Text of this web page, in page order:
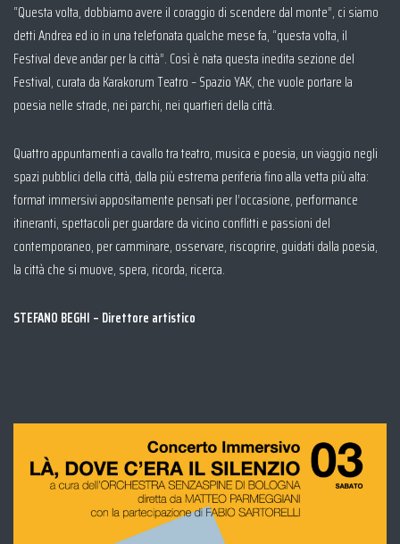
“Questa volta, dobbiamo avere il coraggio di scendere dal monte”, ci siamo
detti Andrea ed io in una telefonata qualche mese fa, “questa volta, il
Festival deve andar per la città”. Così è nata questa inedita sezione del
Festival, curata da Karakorum Teatro – Spazio YAK, che vuole portare la
poesia nelle strade, nei parchi, nei quartieri della città.
Quattro appuntamenti a cavallo tra teatro, musica e poesia, un viaggio negli
spazi pubblici della città, dalla più estrema periferia fino alla vetta più alta:
format immersivi appositamente pensati per l’occasione, performance
itineranti, spettacoli per guardare da vicino conflitti e passioni del
contemporaneo, per camminare, osservare, riscoprire, guidati dalla poesia,
la città che si muove, spera, ricorda, ricerca.
STEFANO BEGHI – Direttore artistico